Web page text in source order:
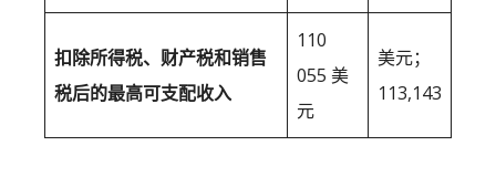
扣除所得税、财产税和销售
税后的最高可支配收入
110
055 美
元
美元；
113,143